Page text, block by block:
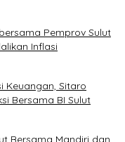
Pemprov Sulut
Inflasi
Keuangan, Sitaro
Bersama BI Sulut
Bersama Mandiri dan